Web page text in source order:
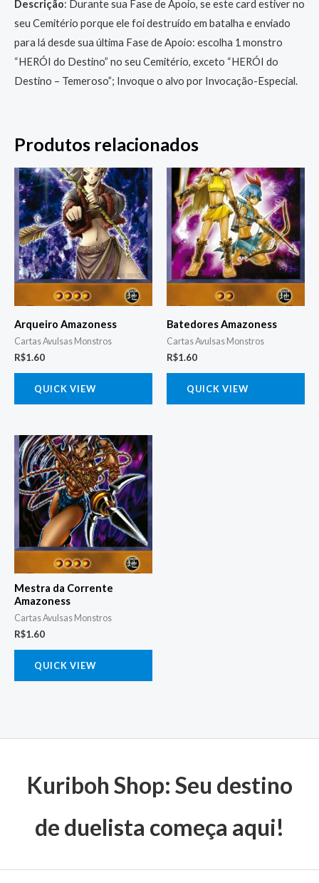
Descrição: Durante sua Fase de Apoio, se este card estiver no
seu Cemitério porque ele foi destruído em batalha e enviado
para lá desde sua última Fase de Apoio: escolha 1 monstro
“HERÓI do Destino” no seu Cemitério, exceto “HERÓI do
Destino – Temeroso”; Invoque o alvo por Invocação-Especial.
Produtos relacionados
Arqueiro Amazoness
Cartas Avulsas Monstros
R$1.60
QUICK VIEW
Batedores Amazoness
Cartas Avulsas Monstros
R$1.60
QUICK VIEW
Mestra da Corrente
Amazoness
Cartas Avulsas Monstros
R$1.60
QUICK VIEW
Kuriboh Shop: Seu destino
de duelista começa aqui!